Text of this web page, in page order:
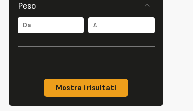
Peso
Mostra i risultati